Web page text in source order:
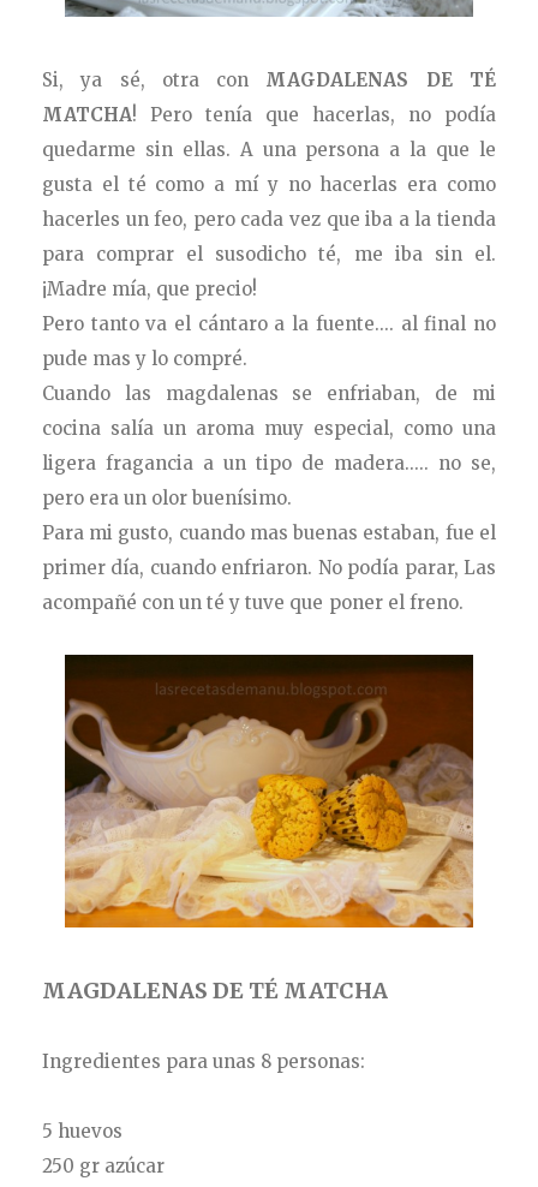
Si, ya sé, otra con MAGDALENAS DE TÉ
MATCHA! Pero tenía que hacerlas, no podía
quedarme sin ellas. A una persona a la que le
gusta el té como a mí y no hacerlas era como
hacerles un feo, pero cada vez que iba a la tienda
para comprar el susodicho té, me iba sin el.
¡Madre mía, que precio!
Pero tanto va el cántaro a la fuente.... al final no
pude mas y lo compré.
Cuando las magdalenas se enfriaban, de mi
cocina salía un aroma muy especial, como una
ligera fragancia a un tipo de madera..... no se,
pero era un olor buenísimo.
Para mi gusto, cuando mas buenas estaban, fue el
primer día, cuando enfriaron. No podía parar, Las
acompañé con un té y tuve que poner el freno.
MAGDALENAS DE TÉ MATCHA
Ingredientes para unas 8 personas:
5 huevos
250 gr azúcar